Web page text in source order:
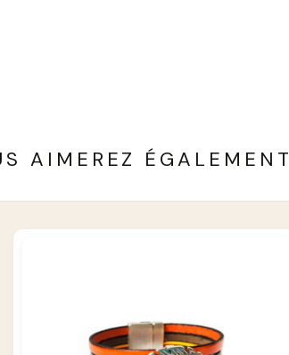
AIMEREZ ÉGALEMENT